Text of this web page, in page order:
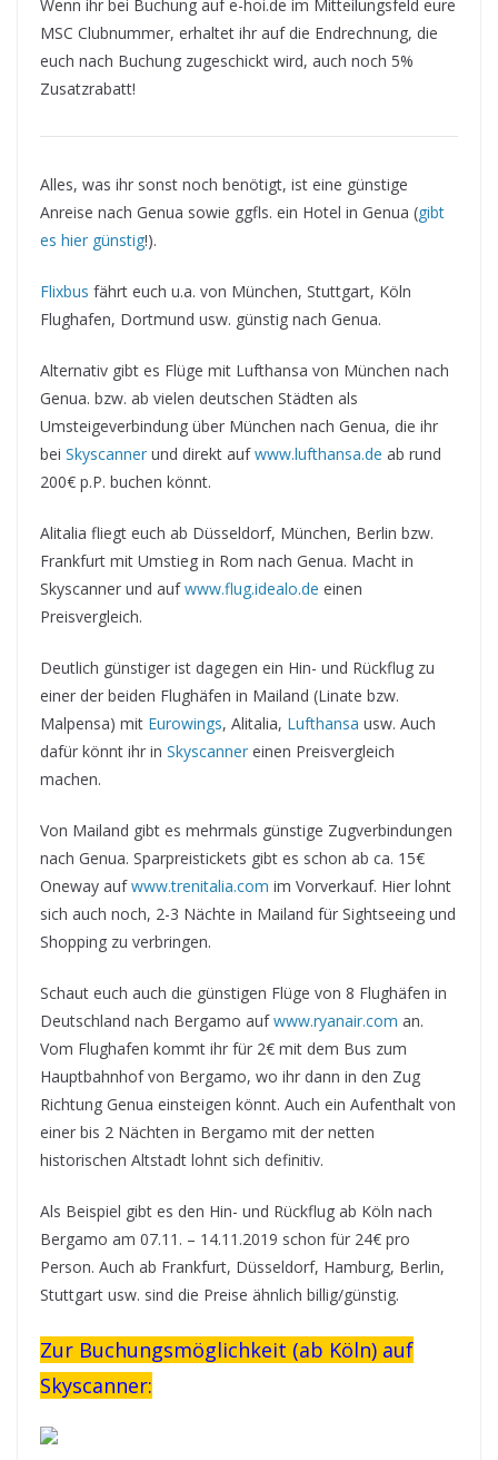
Wenn ihr bei Buchung auf e-hoi.de im Mitteilungsfeld eure
MSC Clubnummer, erhaltet ihr auf die Endrechnung, die
euch nach Buchung zugeschickt wird, auch noch 5%
Zusatzrabatt!
Alles, was ihr sonst noch benötigt, ist eine günstige
Anreise nach Genua sowie ggfls. ein Hotel in Genua (gibt
es hier günstig!).
Flixbus fährt euch u.a. von München, Stuttgart, Köln
Flughafen, Dortmund usw. günstig nach Genua.
Alternativ gibt es Flüge mit Lufthansa von München nach
Genua. bzw. ab vielen deutschen Städten als
Umsteigeverbindung über München nach Genua, die ihr
bei Skyscanner und direkt aufwww.lufthansa.de ab rund
200€ p.P. buchen könnt.
Alitalia fliegt euch ab Düsseldorf, München, Berlin bzw.
Frankfurt mit Umstieg in Rom nach Genua. Macht in
Skyscanner und aufwww.flug.idealo.de einen
Preisvergleich.
Deutlich günstiger ist dagegen ein Hin- und Rückflug zu
einer der beiden Flughäfen in Mailand (Linate bzw.
Malpensa) mit Eurowings, Alitalia, Lufthansa usw. Auch
dafür könnt ihr in Skyscanner einen Preisvergleich
machen.
Von Mailand gibt es mehrmals günstige Zugverbindungen
nach Genua. Sparpreistickets gibt es schon ab ca. 15€
Oneway aufwww.trenitalia.com im Vorverkauf. Hier lohnt
sich auch noch, 2-3 Nächte in Mailand für Sightseeing und
Shopping zu verbringen.
Schaut euch auch die günstigen Flüge von 8 Flughäfen in
Deutschland nach Bergamo aufwww.ryanair.com an.
Vom Flughafen kommt ihr für 2€ mit dem Bus zum
Hauptbahnhof von Bergamo, wo ihr dann in den Zug
Richtung Genua einsteigen könnt. Auch ein Aufenthalt von
einer bis 2 Nächten in Bergamo mit der netten
historischen Altstadt lohnt sich definitiv.
Als Beispiel gibt es den Hin- und Rückflug ab Köln nach
Bergamo am 07.11. – 14.11.2019 schon für 24€ pro
Person. Auch ab Frankfurt, Düsseldorf, Hamburg, Berlin,
Stuttgart usw. sind die Preise ähnlich billig/günstig.
Zur Buchungsmöglichkeit (ab Köln) auf
Skyscanner: